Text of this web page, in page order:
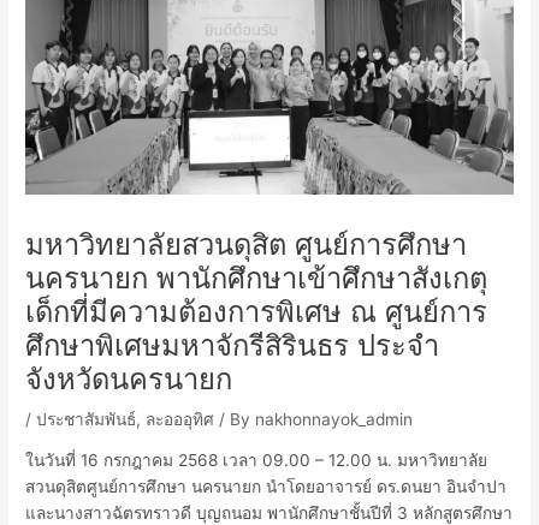
มหาวิทยาลัยสวนดุสิต ศูนย์การศึกษา
นครนายก พานักศึกษาเข้าศึกษาสังเกตุ
เด็กที่มีความต้องการพิเศษ ณ ศูนย์การ
ศึกษาพิเศษมหาจักรีสิรินธร ประจำ
จังหวัดนครนายก
/ประชาสัมพันธ์, ละอออุทิศ / By nakhonnayok_admin
ในวันที่ 16 กรกฎาคม 2568 เวลา 09.00 – 12.00 น. มหาวิทยาลัย
สวนดุสิตศูนย์การศึกษา นครนายก นำโดยอาจารย์ ดร.ดนยา อินจำปา
และนางสาวฉัตรทราวดี บุญถนอม พานักศึกษาชั้นปีที่ 3 หลักสูตรศึกษา